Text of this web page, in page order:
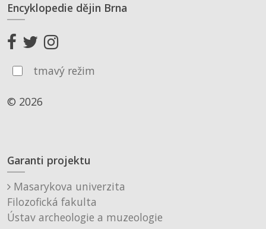
Encyklopedie dějin Brna
tmavý režim
© 2026
Garanti projektu
Masarykova univerzita
Filozofická fakulta
Ústav archeologie a muzeologie